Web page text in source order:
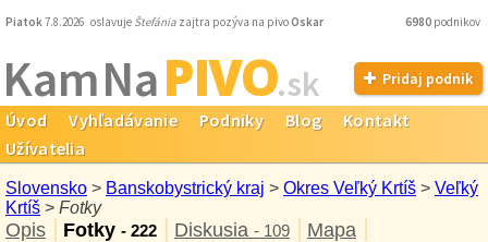
Piatok7.8.2026 oslavuje Štefánia zajtra pozýva na pivoOskar 6980 podnikov
Kam NaPIVO.sk Pridaj podnik
Úvod Vyhľadávanie Podniky Blog
Kontakt
Užívatelia
Slovensko > Banskobystrický kraj > Okres Veľký Krtíš > Veľký
Krtíš > Fotky
Opis Fotky - 222 Diskusia - 109
Mapa